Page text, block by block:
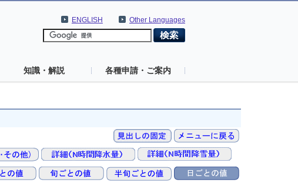
Other Languages
ENGLISH
知識・解説 各種申請・ご案内